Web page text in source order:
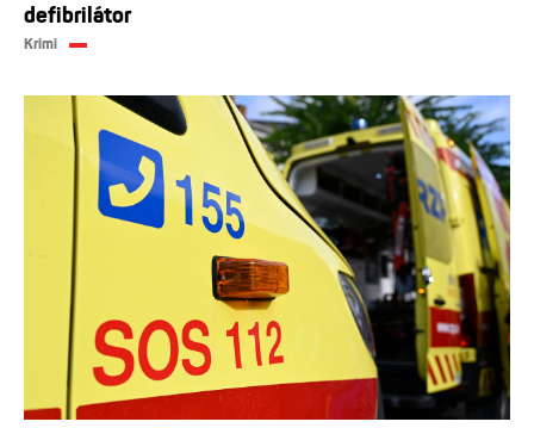
defibrilátor
Krimi